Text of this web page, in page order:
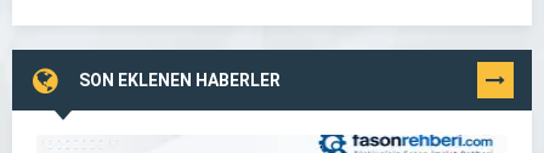
SON EKLENEN HABERLER TÜMÜNÜ
GÖR